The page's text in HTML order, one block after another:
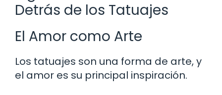
Detrás de los Tatuajes
El Amor como Arte
Los tatuajes son una forma de arte, y
el amor es su principal inspiración.